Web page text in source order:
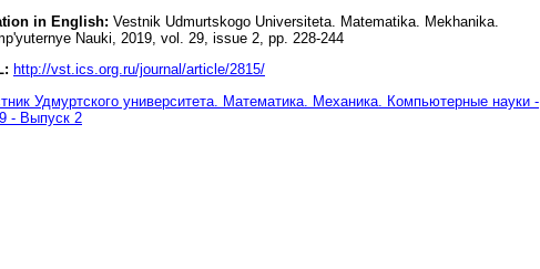
in English: Vestnik Udmurtskogo Universiteta. Matematika. Mekhanika.
Nauki, 2019, vol. 29, issue 2, pp. 228-244
http://vst.ics.org.ru/journal/article/2815/
Удмуртского университета. Математика. Механика. Компьютерные науки -
- Выпуск 2